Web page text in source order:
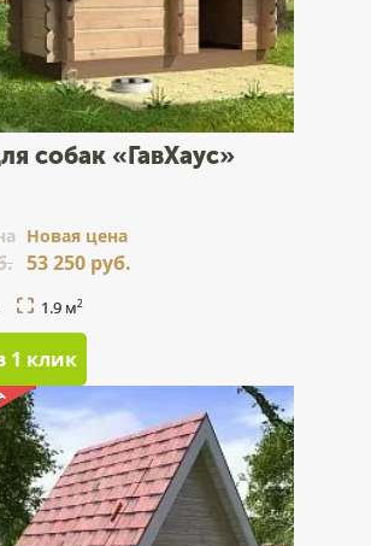
собак «ГавХаус»
Новая цена
53 250 руб.
1.9 м2
1 клик